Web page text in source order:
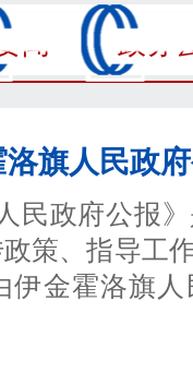
闻
政务
旗人民政
民政府公报
策、指导工
伊金霍洛旗